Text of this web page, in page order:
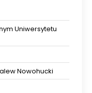
Uniwersytetu
Nowohucki